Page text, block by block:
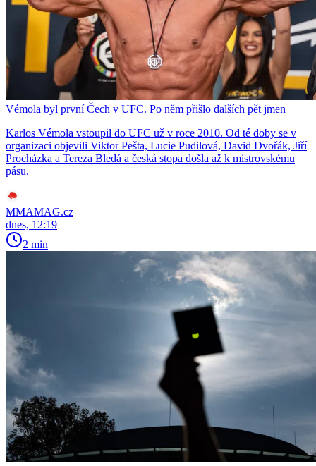
Vémola byl první Čech v UFC. Po něm přišlo dalších pět jmen
Karlos Vémola vstoupil do UFC už v roce 2010. Od té doby se v
organizaci objevili Viktor Pešta, Lucie Pudilová, David Dvořák, Jiří
Procházka a Tereza Bledá a česká stopa došla až k mistrovskému
pásu.
MMAMAG.cz
dnes, 12:19
2 min